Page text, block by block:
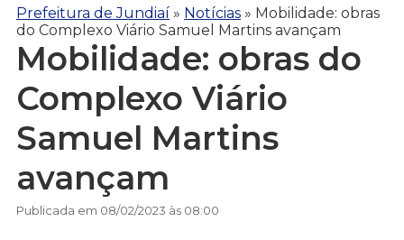
Prefeitura de Jundiaí » Notícias » Mobilidade: obras
do Complexo Viário Samuel Martins avançam
Mobilidade: obras do
Complexo Viário
Samuel Martins
avançam
Publicada em 08/02/2023 às 08:00